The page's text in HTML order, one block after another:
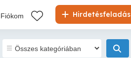
Hirdetésfeladás
Fiókom